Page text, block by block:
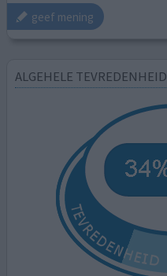
geef mening
ALGEHELE TEVREDENHEID